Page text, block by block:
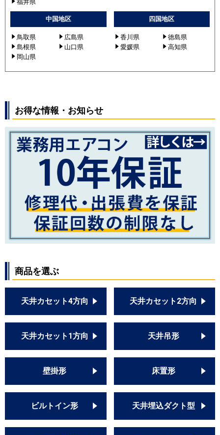
PMZ-ZRMP63SFF2
PMZ-ZRMP63SFY
PMZ-ZRMP63FY
PMZ-ZRMP63F3
PMZ-ZRMP63SFFZ
PMZ-ZRMP63FFZ
PMZ-ZRMP63SFF3
PMZ-ZRMP63FF3
PMZ-ZRMP63SF4
PMZ-ZRMP63F4
PMZ-ZRMP63SFF4
PMZ-ZRMP63FF4
PMZ-ZRMP63SF5
PMZ-ZRMP63F5
PMZ-ZRMP63SFF5
日立
RCIS-GP63RGHJ2
RCIS-GP63RGH2
RCIS-AP63GHJ7
RCIS-AP63GH7
RCIS-GP63RGHJ4
RCIS-GP63RGH4
RCIS-GP63RGHJ1
RCIS-GP63RGH1
RCIS-AP63GHJ6
RCIS-AP63GH6
RCIS-GP63RGH3
RCIS-GP63RGHJ5
福井県
中国地区
鳥取県
広島県
島根県
山口県
岡山県
四国地区
香川県
徳島県
愛媛県
高知県
お得な情報・お知らせ
商品を選ぶ
天井カセット4方向 天井カセット2方向
天井カセット1方向 天井吊形
壁掛形 床置形
ビルトイン形 天井埋込ダクト型